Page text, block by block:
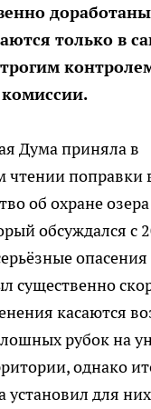
только в
Дума приняла в
чтении поправки
об охране
обсуждался с
существенно
касаются
рубок на
однако
установил для